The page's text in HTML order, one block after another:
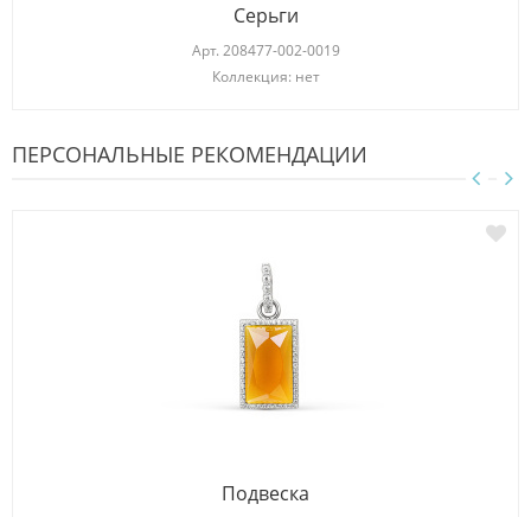
Серьги
Арт. 208477-002-0019
Коллекция: нет
ПЕРСОНАЛЬНЫЕ РЕКОМЕНДАЦИИ
Подвеска